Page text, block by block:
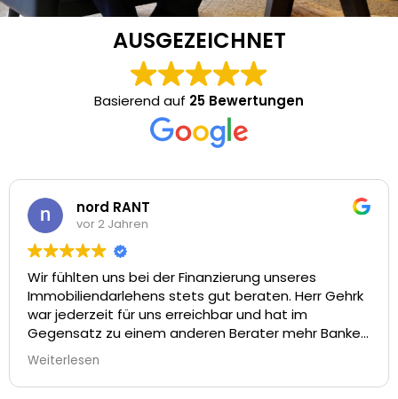
AUSGEZEICHNET
Basierend auf 25 Bewertungen
nord RANT
vor 2 Jahren
Wir fühlten uns bei der Finanzierung unseres
Immobiliendarlehens stets gut beraten. Herr Gehrk
war jederzeit für uns erreichbar und hat im
Gegensatz zu einem anderen Berater mehr Banken
angefragt und uns so im direkten Vergleich rund
0,35 Prozentpunkte bessere Konditionen
rausgeholt.
Weiterlesen